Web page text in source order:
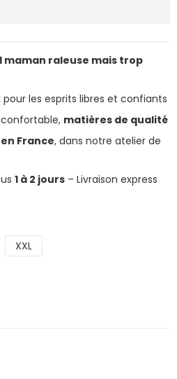
maman raleuse mais trop
les esprits libres et confiants
matières de qualité
en France, dans notre atelier de
1 à 2 jours– Livraison express
XXL